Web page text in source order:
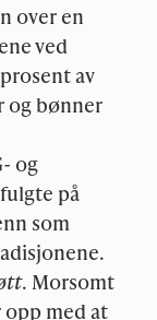
over en
ved
av
og bønner
- og
på
som
. Morsomt
med at